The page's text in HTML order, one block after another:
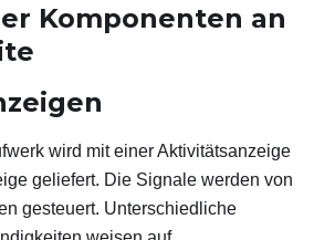
Komponenten an
wird mit einer Aktivitätsanzeige
geliefert. Die Signale werden von
gesteuert. Unterschiedliche